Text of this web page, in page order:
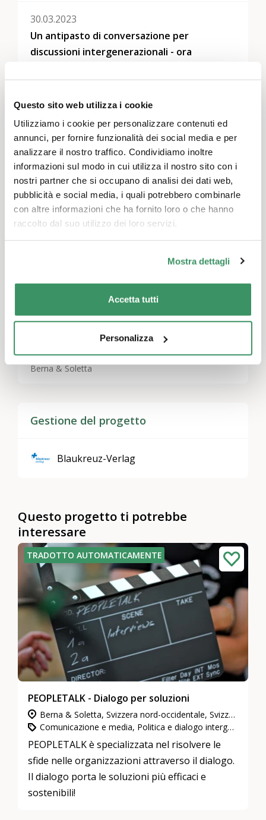
Questo sito web utilizza i cookie
Utilizziamo i cookie per personalizzare contenuti ed
annunci, per fornire funzionalità dei social media e per
analizzare il nostro traffico. Condividiamo inoltre
informazioni sul modo in cui utilizza il nostro sito con i
nostri partner che si occupano di analisi dei dati web,
pubblicità e social media, i quali potrebbero combinarle
con altre informazioni che ha fornito loro o che hanno
raccolto dal suo utilizzo dei loro servizi.
Mostra dettagli
Accetta tutti
Personalizza
30.03.2023
Un antipasto di conversazione per
discussioni intergenerazionali - ora
produzione, abbiamo finalmente tra le mani
la nostra raccolta di storie e siamo felici di
aver dato un contributo alla comprensione
tra le generazioni.
07.12.2022
Continua!
Il crowdfunding ha avuto successo e
possiamo iniziare la produzione!
Politica e dialogo intergenerazionale,Cultura e arte
Regioni
Berna & Soletta
Gestione del progetto
Blaukreuz-Verlag
Questo progetto ti potrebbe
interessare
TRADOTTO AUTOMATICAMENTE
PEOPLETALK - Dialogo per soluzioni
Berna & Soletta, Svizzera nord-occidentale, Svizzera centrale, Zurigo
Comunicazione e media, Politica e dialogo intergenerazionale, Cultura e arte
PEOPLETALK è specializzata nel risolvere le
sfide nelle organizzazioni attraverso il dialogo.
Il dialogo porta le soluzioni più efficaci e
sostenibili!